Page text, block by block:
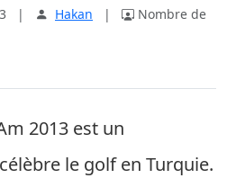
| Hakan |
Nombre de
2013 est un
le golf en Turquie.